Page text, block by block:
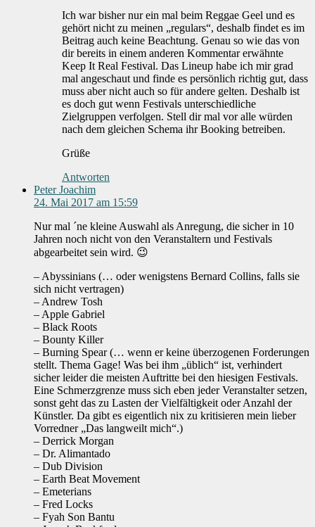
Ich war bisher nur ein mal beim Reggae Geel und es
gehört nicht zu meinen „regulars“, deshalb findet es im
Beitrag auch keine Beachtung. Genau so wie das von
dir bereits in einem anderen Kommentar erwähnte
Keep It Real Festival. Das Lineup habe ich mir grad
mal angeschaut und finde es persönlich richtig gut, dass
muss aber nicht auch so für andere gelten. Deshalb ist
es doch gut wenn Festivals unterschiedliche
Zielgruppen verfolgen. Stell dir mal vor alle würden
nach dem gleichen Schema ihr Booking betreiben.
Grüße
Antworten
Peter Joachim
24. Mai 2017 am 15:59
Nur mal ´ne kleine Auswahl als Anregung, die sicher in 10
Jahren noch nicht von den Veranstaltern und Festivals
abgearbeitet sein wird. 😉
– Abyssinians (… oder wenigstens Bernard Collins, falls sie
sich nicht vertragen)
– Andrew Tosh
– Apple Gabriel
– Black Roots
– Bounty Killer
– Burning Spear (… wenn er keine überzogenen Forderungen
stellt. Thema Gage! Was bei ihm „üblich“ ist, verhindert
sicher leider die meisten Auftritte bei den hiesigen Festivals.
Eine Schmerzgrenze muss sich eben jeder Veranstalter setzen,
sonst geht das zu Lasten der Vielfältigkeit oder Anzahl der
Künstler. Da gibt es eigentlich nix zu kritisieren mein lieber
Vorredner „Das langweilt mich“.)
– Derrick Morgan
– Dr. Alimantado
– Dub Division
– Earth Beat Movement
– Emeterians
– Fred Locks
– Fyah Son Bantu